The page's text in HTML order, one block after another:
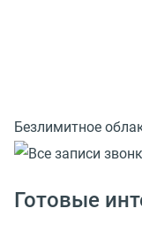
Безлимитное
Готовые